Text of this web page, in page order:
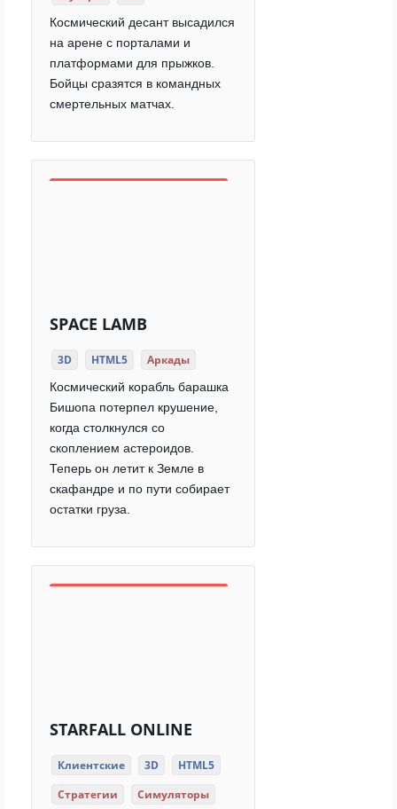
Космический десант высадился
на арене с порталами и
платформами для прыжков.
Бойцы сразятся в командных
смертельных матчах.
SPACE LAMB
3D HTML5 Аркады
Космический корабль барашка
Бишопа потерпел крушение,
когда столкнулся со
скоплением астероидов.
Теперь он летит к Земле в
скафандре и по пути собирает
остатки груза.
STARFALL ONLINE
Клиентские 3D
HTML5
Стратегии
Симуляторы